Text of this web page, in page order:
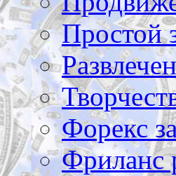
Простой
Форекс
Фриланс